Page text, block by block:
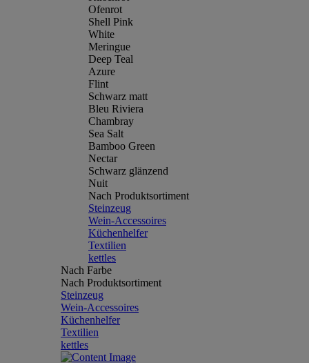
Ofenrot
Shell Pink
White
Meringue
Deep Teal
Azure
Flint
Schwarz matt
Bleu Riviera
Chambray
Sea Salt
Bamboo Green
Nectar
Schwarz glänzend
Nuit
Nach Produktsortiment
Steinzeug
Wein-Accessoires
Küchenhelfer
Textilien
kettles
Nach Farbe
Nach Produktsortiment
Steinzeug
Wein-Accessoires
Küchenhelfer
Textilien
kettles